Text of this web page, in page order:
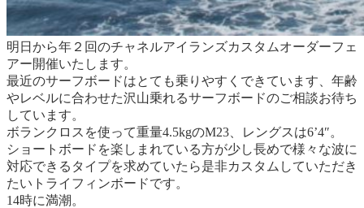
明日から年２回のチャネルアイランズカスタムオーダーフェ
アー開催いたします。
最近のサーフボードはとても乗りやすくできています、年齢
やレベルに合わせた沢山乗れるサーフボードのご相談お待ち
しています。
ボランクロスを使って重量4.5kgのM23、レングスは6’4″。
ショートボードを楽しまれている方が少し長めで様々な波に
対応できるタイプを求めていたら是非カスタムしていただき
たいトライフィンボードです。
14時に満潮。